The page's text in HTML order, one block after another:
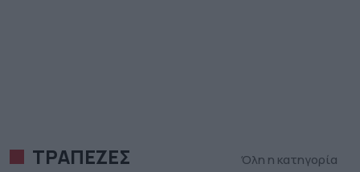
ΤΡΑΠΕΖΕΣ Όλη η κατηγορία